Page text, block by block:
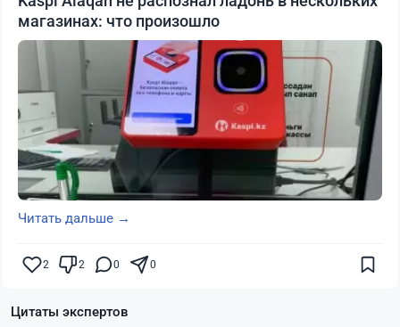
магазинах: что произошло
Читать дальше →
2 2 0 0
Цитаты экспертов